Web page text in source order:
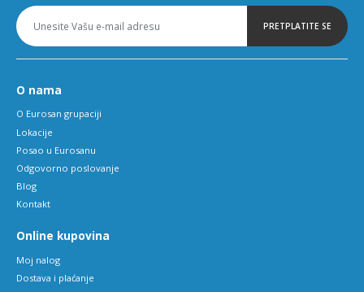
PRETPLATITE SE
O nama
O Eurosan grupaciji
Lokacije
Posao u Eurosanu
Odgovorno poslovanje
Blog
Kontakt
Online kupovina
Moj nalog
Dostava i plaćanje